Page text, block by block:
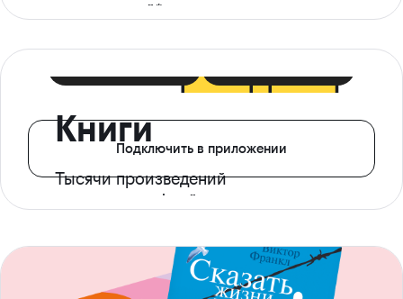
ограничений*
Книги
Тысячи произведений
с доступом офлайн
Подключить в приложении